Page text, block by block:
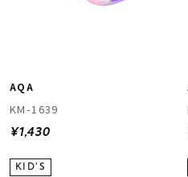
AQA
KM-1639
¥1,430